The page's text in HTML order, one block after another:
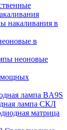
накаливания в
в
неоновые
лампа BA9S
лампа СКЛ
матрица